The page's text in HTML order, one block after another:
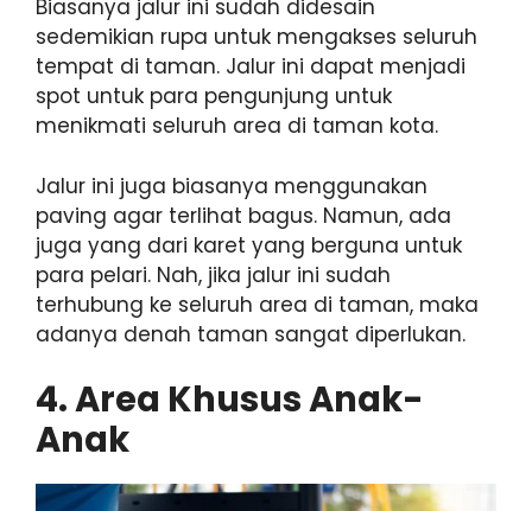
Biasanya jalur ini sudah didesain
sedemikian rupa untuk mengakses seluruh
tempat di taman. Jalur ini dapat menjadi
spot untuk para pengunjung untuk
menikmati seluruh area di taman kota.
Jalur ini juga biasanya menggunakan
paving agar terlihat bagus. Namun, ada
juga yang dari karet yang berguna untuk
para pelari. Nah, jika jalur ini sudah
terhubung ke seluruh area di taman, maka
adanya denah taman sangat diperlukan.
4. Area Khusus Anak-
Anak